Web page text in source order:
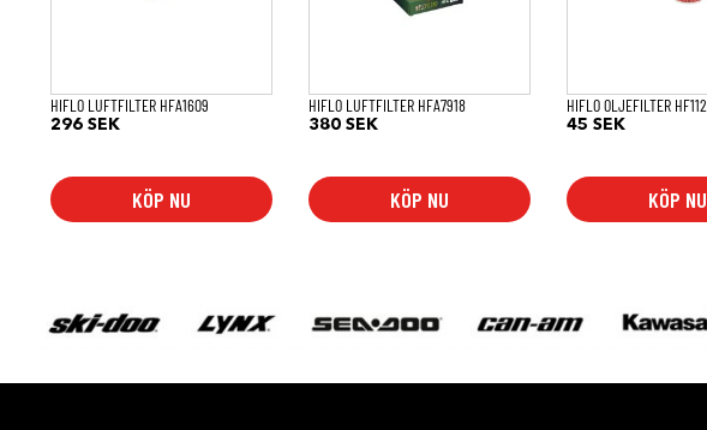
HIFLO LUFTFILTER HFA1609
296 SEK
KÖP NU
HIFLO LUFTFILTER HFA7918
380SEK
KÖP NU
HIFLO OLJEFILTER HF112
45SEK
KÖP NU